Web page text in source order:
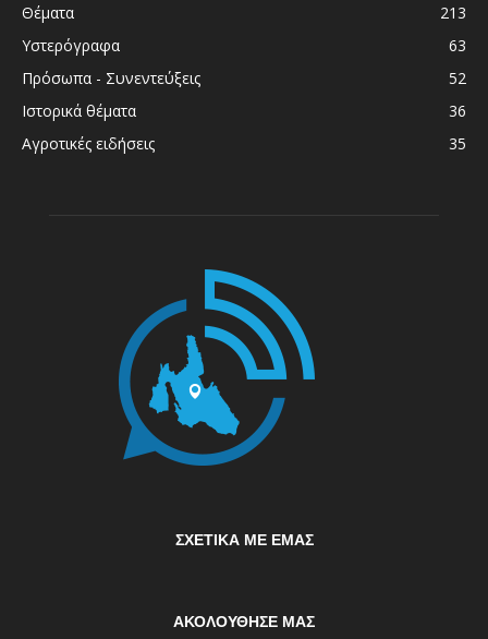
Θέματα
213
Υστερόγραφα
63
Πρόσωπα - Συνεντεύξεις
52
Ιστορικά θέματα
36
Αγροτικές ειδήσεις
35
ΣΧΕΤΙΚΆ ΜΕ ΕΜΆΣ
ΑΚΟΛΟΥΘΗΣΕ ΜΑΣ